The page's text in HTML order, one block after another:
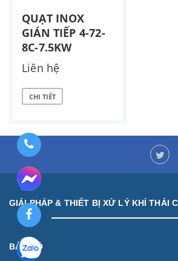
QUẠT INOX
GIÁN TIẾP 4-72-
8C-7.5KW
Liên hệ
CHI TIẾT
GIẢI PHÁP & THIẾT BỊ XỬ LÝ KHÍ THẢI
BẢN ĐỒ